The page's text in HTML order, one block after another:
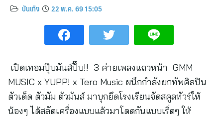
บันเทิง 22 พ.ค. 69 15:05
เปิดเทอมปุ๊บมันส์ปั๊บ!! 3 ค่ายเพลงแถวหน้า GMM
MUSIC x YUPP! x Tero Music ผนึกกำลังยกทัพศิลปิน
ตัวเด็ด ตัวมัม ตัวมันส์ มาบุกยึดโรงเรียนจัดสคูลทัวร์ให้
น้องๆ ได้สลัดเครื่องแบบแล้วมาโดดกันแบบเริ่ดๆ ให้